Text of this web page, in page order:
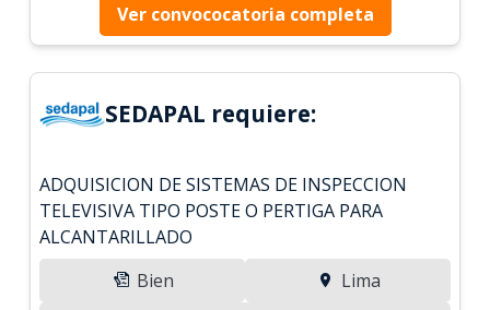
Ver convococatoria completa
SEDAPAL requiere:
ADQUISICION DE SISTEMAS DE INSPECCION
TELEVISIVA TIPO POSTE O PERTIGA PARA
ALCANTARILLADO
Bien
Lima